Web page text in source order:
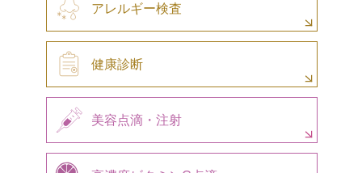
アレルギー検査
健康診断
美容点滴・注射